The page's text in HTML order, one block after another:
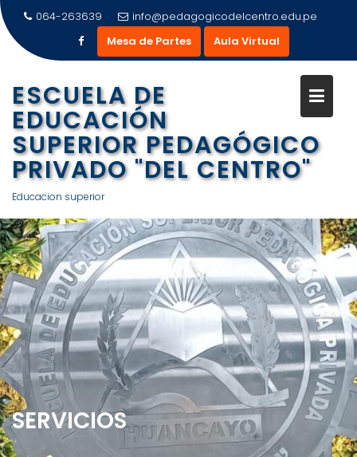
Saltar
al
contenido
064-263639
info@pedagogicodelcentro.edu.pe
Mesa de Partes
Aula Virtual
ESCUELA DE
EDUCACIÓN
SUPERIOR PEDAGÓGICO
PRIVADO "DEL CENTRO"
Educacion superior
SERVICIOS